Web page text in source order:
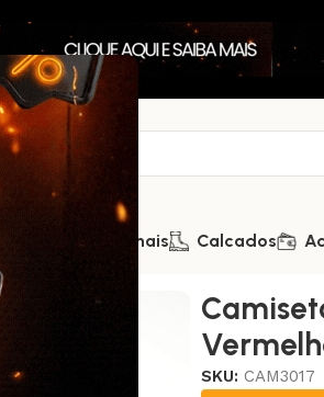
Kits Promocionais Calcados
SKU: CAM3017